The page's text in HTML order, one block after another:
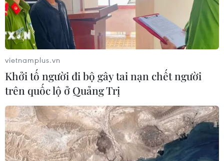
Yếu tố di truyền có thể quyết định
quá trình phát triển ung thư
Phương pháp mới giúp phát hiện
sớm bệnh Alzheimer
30/07/2026 14:27
vietnamplus.vn
Khởi tố người đi bộ gây tai nạn chết người
trên quốc lộ ở Quảng Trị